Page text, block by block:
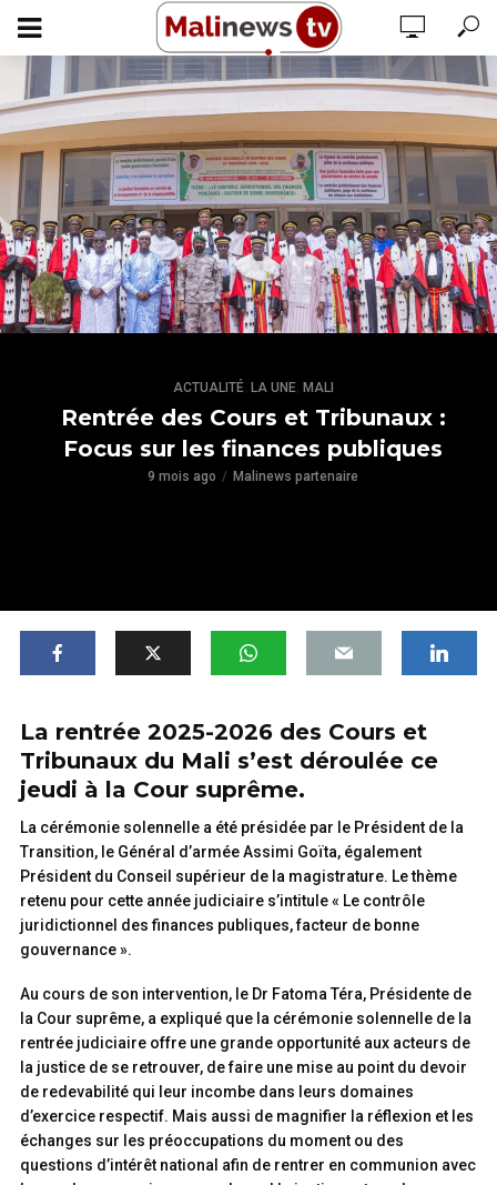
ACTUALITÉ, LA UNE, MALI
Rentrée des Cours et Tribunaux :
Focus sur les finances publiques
9 mois ago Malinews partenaire
La rentrée 2025-2026 des Cours et
Tribunaux du Mali s’est déroulée ce
jeudi à la Cour suprême.
La cérémonie solennelle a été présidée par le Président de la
Transition, le Général d’armée Assimi Goïta, également
Président du Conseil supérieur de la magistrature. Le thème
retenu pour cette année judiciaire s’intitule « Le contrôle
juridictionnel des finances publiques, facteur de bonne
gouvernance ».
Au cours de son intervention, le Dr Fatoma Téra, Présidente de
la Cour suprême, a expliqué que la cérémonie solennelle de la
rentrée judiciaire offre une grande opportunité aux acteurs de
la justice de se retrouver, de faire une mise au point du devoir
de redevabilité qui leur incombe dans leurs domaines
d’exercice respectif. Mais aussi de magnifier la réflexion et les
échanges sur les préoccupations du moment ou des
questions d’intérêt national afin de rentrer en communion avec